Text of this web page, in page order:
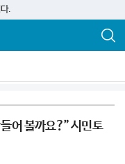
.
어 볼까요?” 시민토